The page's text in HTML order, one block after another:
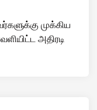
முக்கிய
அதிரடி